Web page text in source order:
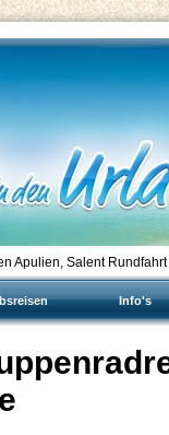
Apulien, Salent Rundfahrt
Info's